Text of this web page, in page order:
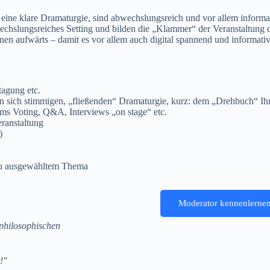
klare Dramaturgie, sind abwechslungsreich und vor allem
Setting und bilden die „Klammer“ der
aufwärts – damit es vor allem auch digital spannend und
etc.
stimmigen, „fließenden“ Dramaturgie, kurz: dem „Drehbuch“
Voting, Q&A, Interviews „on stage“ etc.
Thema
Moderator